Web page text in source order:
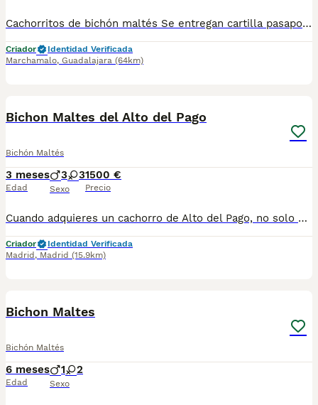
Cachorritos de bichón maltés Se entregan cartilla pasaporte Desparasitaciones al día Vacunas correspondientes a su edad Criados en ambiente familiar"una niña" Para más información al WhatsApp 616121781
Criador
Identidad Verificada
Marchamalo, Guadalajara (64km)
Bichon Maltes del Alto del Pago
Bichón Maltés
3 meses
Edad
3 3
Sexo
1500 €
Precio
Cuando adquieres un cachorro de Alto del Pago, no solo estás incorporando un perro a tu vida… estás eligiendo una forma de criar basada en la excelencia, la transparencia y el respeto absoluto por cada ejemplar. En nuestro criadero trabajamos con una selección muy cuidada de líneas, priorizando siempre la salud, el carácter y la estabilidad del cachorro. Cada camada es planificada con criterio, sin prisas y con un seguimiento constante desde el primer día. Creemos en hacer las cosas bien y en enseñarlas tal cual son. Por eso, abrimos las puertas de nuestra casa, mostramos nuestro día a día y acompañamos a cada familia con total cercanía y honestidad durante todo el proceso. Somos profesionales con todas las licencias en regla para poder ejercer esta maravillosa actividad, y no tenemos intermediarios, para adquirir un ejemplar de ALTO DEL PAGO, debes tratar personalmente con nosotros, venir a nuestra casa, donde conoceras nuestras espectaculares instalaciones, verás a los padres de los cachorros junto a los pequeñajos y podrás escoger a tu compañero. Los cachorros se entregan siempre con su completa documentación, microchip implantado, certificados de salud de los progenitores, vacunados y desparasitados. visita nuestra web altodelpago.es o conocenos en redes sociales : instagram @altodelpago Teléfono de atención al cliente : 679 67 30 10
Criador
Identidad Verificada
Madrid , Madrid (15.9km)
Bichon Maltes
Bichón Maltés
6 meses
Edad
1 2
Sexo